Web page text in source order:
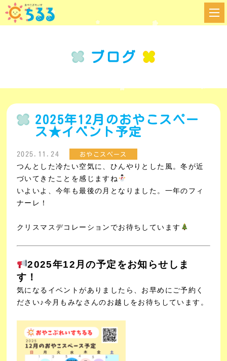
ブログ
2025年12月のおやこスペー
ス★イベント予定
2025.11.24 おやこスペース
つんとした冷たい空気に、ひんやりとした風。冬が近
づいてきたことを感じますね
いよいよ、今年も最後の月となりました。一年のフィ
ナーレ！
クリスマスデコレーションでお待ちしています
2025年12月の予定をお知らせしま
す！
気になるイベントがありましたら、お早めにご予約く
ださい♪今月もみなさんのお越しをお待ちしています。